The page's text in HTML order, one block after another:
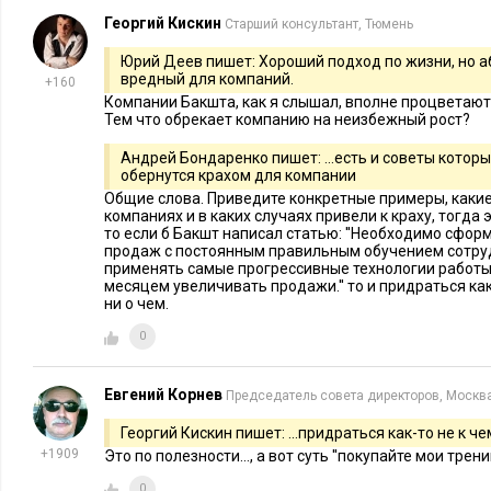
нестабильности, а их и без того хватает.
Ваши задачи на этом этапе:
Всячески поддерживать сотрудников, снимать их
их в команде. Помните: может, они не способны
знаете. Чтобы определить, способен ли сотрудник
четырех месяцев. Что вы знаете точно, что других
потеряете всех бойцов – работу придется начинать
чтобы хотя бы часть бойцов выжила до следующего
сможете набрать новых бойцов и доукомплектовать
скорость принятия новых бойцов в команду должна
два-четыре конкурса за каждые четыре месяца.
победителей. Рекламируйте любые, даже самые
Ваш боец может сомневаться, переживать, по уши
вы будете поддерживать его и вытягивать.
+160
Георгий Кискин Старший консультант, Тюмень
Юрий Деев пишет: Хороший подход по жизни, но
вредный для компаний.
Компании Бакшта, как я слышал, вполне
Тем что обрекает компанию на неизбежный рост?
Андрей Бондаренко пишет: ...есть и советы
обернутся крахом для компании
Общие слова. Приведите конкретные примеры,
компаниях и в каких случаях привели к краху, тогда
то если б Бакшт написал статью: ''Необходимо
продаж с постоянным правильным обучением
применять самые прогрессивные технологии
месяцем увеличивать продажи.'' то и придраться
ни о чем.
0
+1909
Евгений Корнев Председатель совета директоров,
Георгий Кискин пишет: ...придраться как-то не к
Это по полезности..., а вот суть ''покупайте мои